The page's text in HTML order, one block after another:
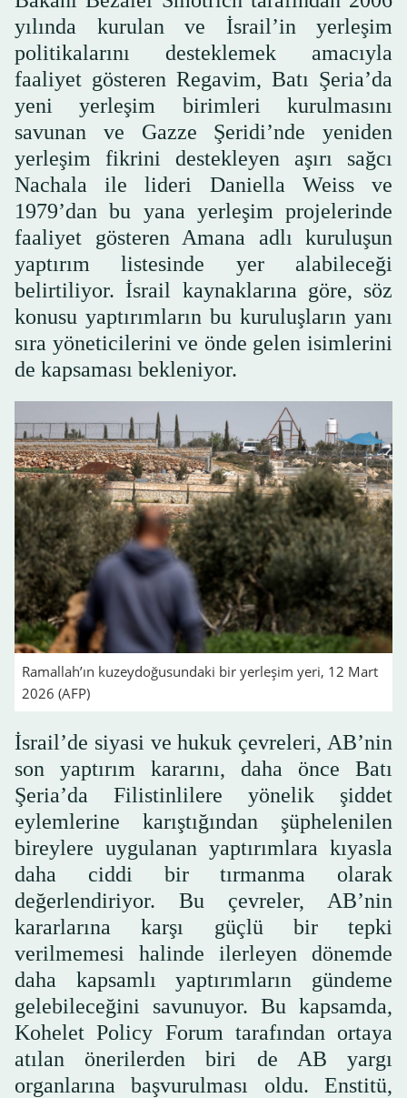
yılında kurulan ve İsrail’in yerleşim
politikalarını desteklemek amacıyla
faaliyet gösteren Regavim, Batı Şeria’da
yeni yerleşim birimleri kurulmasını
savunan ve Gazze Şeridi’nde yeniden
yerleşim fikrini destekleyen aşırı sağcı
Nachala ile lideri Daniella Weiss ve
1979’dan bu yana yerleşim projelerinde
faaliyet gösteren Amana adlı kuruluşun
yaptırım listesinde yer alabileceği
belirtiliyor. İsrail kaynaklarına göre, söz
konusu yaptırımların bu kuruluşların yanı
sıra yöneticilerini ve önde gelen isimlerini
de kapsaması bekleniyor.
Ramallah’ın kuzeydoğusundaki bir yerleşim yeri, 12 Mart
2026 (AFP)
İsrail’de siyasi ve hukuk çevreleri, AB’nin
son yaptırım kararını, daha önce Batı
Şeria’da Filistinlilere yönelik şiddet
eylemlerine karıştığından şüphelenilen
bireylere uygulanan yaptırımlara kıyasla
daha ciddi bir tırmanma olarak
değerlendiriyor. Bu çevreler, AB’nin
kararlarına karşı güçlü bir tepki
verilmemesi halinde ilerleyen dönemde
daha kapsamlı yaptırımların gündeme
gelebileceğini savunuyor. Bu kapsamda,
Kohelet Policy Forum tarafından ortaya
atılan önerilerden biri de AB yargı
organlarına başvurulması oldu. Enstitü,